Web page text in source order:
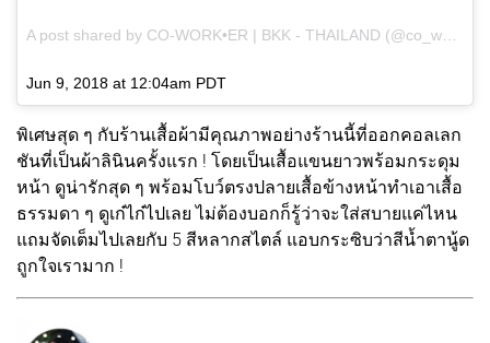
Jun 9, 2018 at 12:04am PDT
พิเศษสุด ๆ กับร้านเสื้อผ้ามีคุณภาพอย่างร้านนี้ที่ออกคอลเลก
ชันที่เป็นผ้าลินินครั้งแรก ! โดยเป็นเสื้อแขนยาวพร้อมกระดุม
หน้า ดูน่ารักสุด ๆ พร้อมโบว์ตรงปลายเสื้อข้างหน้าทำเอาเสื้อ
ธรรมดา ๆ ดูเก๋ไก๋ไปเลย ไม่ต้องบอกก็รู้ว่าจะใส่สบายแค่ไหน
แถมจัดเต็มไปเลยกับ 5 สีหลากสไตล์ แอบกระซิบว่าสีน้ำตานู้ด
ถูกใจเรามาก !